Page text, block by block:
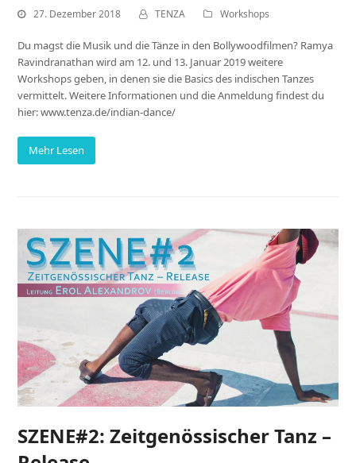
27. Dezember 2018 TENZA Workshops
Du magst die Musik und die Tänze in den Bollywoodfilmen? Ramya
Ravindranathan wird am 12. und 13. Januar 2019 weitere
Workshops geben, in denen sie die Basics des indischen Tanzes
vermittelt. Weitere Informationen und die Anmeldung findest du
hier: www.tenza.de/indian-dance/
Mehr Lesen
SZENE#2: Zeitgenössischer Tanz –